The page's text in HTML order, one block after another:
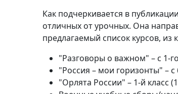
Как подчеркивается в
отличных от урочных. Она
предлагаемый список курсов,
"Разговоры о важном" – с 1-
"Россия – мои горизонты" – с
"Орлята России" – 1-й класс